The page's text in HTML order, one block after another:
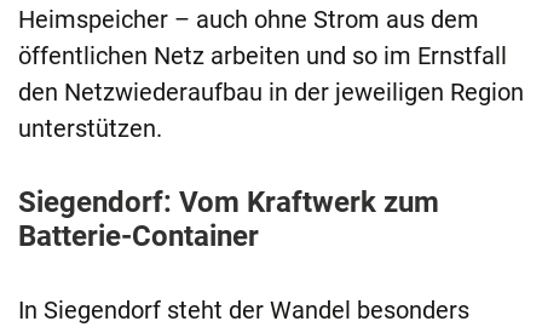
Heimspeicher – auch ohne Strom aus dem
öffentlichen Netz arbeiten und so im Ernstfall
den Netzwiederaufbau in der jeweiligen Region
unterstützen.
Siegendorf: Vom Kraftwerk zum
Batterie-Container
In Siegendorf steht der Wandel besonders